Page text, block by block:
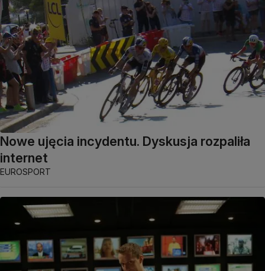
Nowe ujęcia incydentu. Dyskusja rozpaliła
internet
EUROSPORT